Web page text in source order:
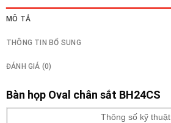
MÔ TẢ
THÔNG TIN BỔ SUNG
ĐÁNH GIÁ (0)
Bàn họp Oval chân sắt BH24CS
Thông số kỹ thuật